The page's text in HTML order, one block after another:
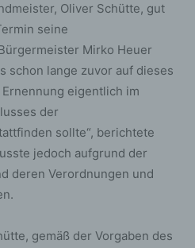
Oliver Schütte, gut
seine
Mirko Heuer
schon lange zuvor auf dieses
eigentlich im
der
sollte“, berichtete
jedoch aufgrund der
deren Verordnungen und
gemäß der Vorgaben des